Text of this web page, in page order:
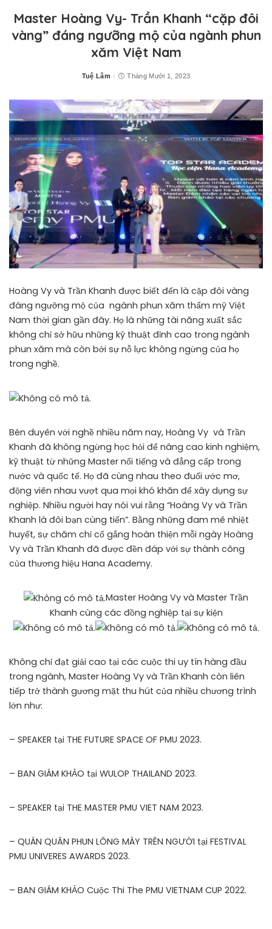
Master Hoàng Vy- Trần Khanh “cặp đôi
vàng” đáng ngưỡng mộ của ngành phun
xăm Việt Nam
Posted
Tuệ Lâm Tháng Mười 1, 2023
Hoàng Vy và Trần Khanh được biết đến là cặp đôi vàng
đáng ngưỡng mộ của ngành phun xăm thẩm mỹ Việt
Nam thời gian gần đây. Họ là những tài năng xuất sắc
không chỉ sở hữu những kỹ thuật đỉnh cao trong ngành
phun xăm mà còn bởi sự nỗ lực không ngừng của họ
trong nghề.
Bén duyên với nghề nhiều năm nay, Hoàng Vy và Trần
Khanh đã không ngừng học hỏi để nâng cao kinh nghiệm,
kỹ thuật từ những Master nổi tiếng và đẳng cấp trong
nước và quốc tế. Họ đã cùng nhau theo đuổi ước mơ,
động viên nhau vượt qua mọi khó khăn để xây dựng sự
nghiệp. Nhiều người hay nói vui rằng “Hoàng Vy và Trần
Khanh là đôi bạn cùng tiến”. Bằng những đam mê nhiệt
huyết, sự chăm chỉ cố gắng hoàn thiện mỗi ngày Hoàng
Vy và Trần Khanh đã được đền đáp với sự thành công
của thương hiệu Hana Academy.
Master Hoàng Vy và Master Trần
Khanh cùng các đồng nghiệp tại sự kiện
Không chỉ đạt giải cao tại các cuộc thi uy tín hàng đầu
trong ngành, Master Hoàng Vy và Trần Khanh còn liên
tiếp trở thành gương mặt thu hút của nhiều chương trình
lớn như:
– SPEAKER tại THE FUTURE SPACE OF PMU 2023.
– BAN GIÁM KHẢO tại WULOP THAILAND 2023.
– SPEAKER tại THE MASTER PMU VIET NAM 2023.
– QUÁN QUÂN PHUN LÔNG MÀY TRÊN NGƯỜI tại FESTIVAL
PMU UNIVERES AWARDS 2023.
– BAN GIÁM KHẢO Cuộc Thi The PMU VIETNAM CUP 2022.